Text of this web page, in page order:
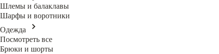
Шлемы и балаклавы
Шарфы и воротники
Одежда
Посмотреть все
Брюки и шорты